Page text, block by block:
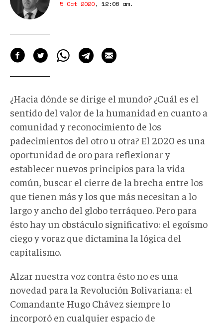
5 Oct 2020, 12:06 am.
¿Hacia dónde se dirige el mundo? ¿Cuál es el
sentido del valor de la humanidad en cuanto a
comunidad y reconocimiento de los
padecimientos del otro u otra? El 2020 es una
oportunidad de oro para reflexionar y
establecer nuevos principios para la vida
común, buscar el cierre de la brecha entre los
que tienen más y los que más necesitan a lo
largo y ancho del globo terráqueo. Pero para
ésto hay un obstáculo significativo: el egoísmo
ciego y voraz que dictamina la lógica del
capitalismo.
Alzar nuestra voz contra ésto no es una
novedad para la Revolución Bolivariana: el
Comandante Hugo Chávez siempre lo
incorporó en cualquier espacio de